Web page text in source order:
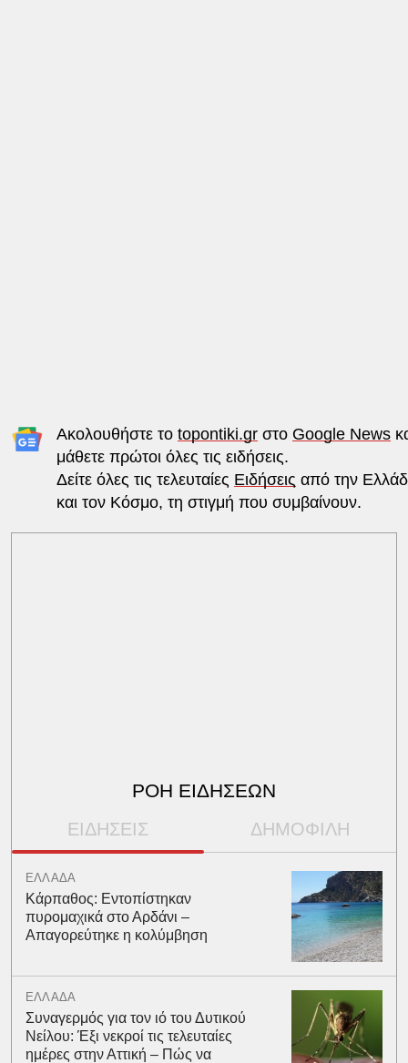
Ακολουθήστε το topontiki.grστο Google News
μάθετε πρώτοι όλες τις ειδήσεις.
Δείτε όλες τις τελευταίες Ειδήσεις από την
και τον Κόσμο, τη στιγμή που συμβαίνουν.
ΡΟΗ ΕΙΔΗΣΕΩΝ
ΕΙΔΗΣΕΙΣ ΔΗΜΟΦΙΛΗ
ΕΛΛΑΔΑ
Κάρπαθος: Εντοπίστηκαν
πυρομαχικά στο Αρδάνι –
Απαγορεύτηκε η κολύμβηση
ΕΛΛΑΔΑ
Συναγερμός για τον ιό του Δυτικού
Νείλου: Έξι νεκροί τις τελευταίες
ημέρες στην Αττική – Πώς να